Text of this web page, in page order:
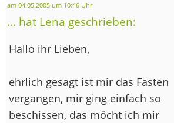
am 04.05.2005 um 10:46 Uhr
... hat Lena geschrieben:
Hallo ihr Lieben,
ehrlich gesagt ist mir das Fasten
vergangen, mir ging einfach so
beschissen, das möcht ich mir